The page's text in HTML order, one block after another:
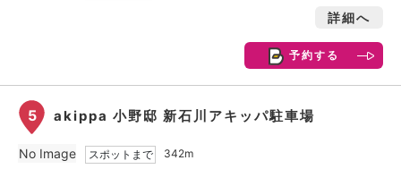
詳細へ
予約する
5 akippa 小野邸 新石川アキッパ駐車場
スポットまで
342m
No Image